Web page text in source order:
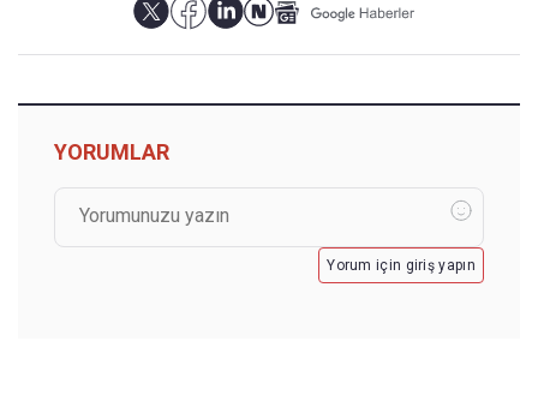
YORUMLAR
Yorum için giriş yapın